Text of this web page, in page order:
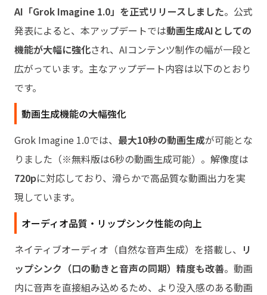
AI「Grok Imagine 1.0」を正式リリースしました。公式
発表によると、本アップデートでは動画生成AIとしての
機能が大幅に強化され、AIコンテンツ制作の幅が一段と
広がっています。主なアップデート内容は以下のとおり
です。
動画生成機能の大幅強化
Grok Imagine 1.0では、 最大10秒の動画生成が可能とな
りました（※無料版は6秒の動画生成可能）。解像度は
720pに対応しており、滑らかで高品質な動画出力を実
現しています。
オーディオ品質・リップシンク性能の向上
ネイティブオーディオ（自然な音声生成）を搭載し、 リ
ップシンク（口の動きと音声の同期）精度も改善。動画
内に音声を直接組み込めるため、より没入感のある動画